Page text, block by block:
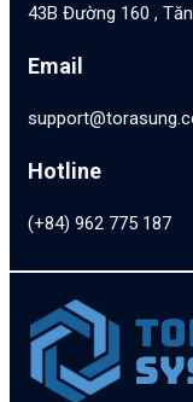
43B Đường 160 ,
Email
Hotline
(+84) 962 775 187